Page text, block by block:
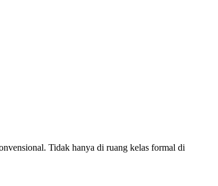
Tidak hanya di ruang kelas formal di